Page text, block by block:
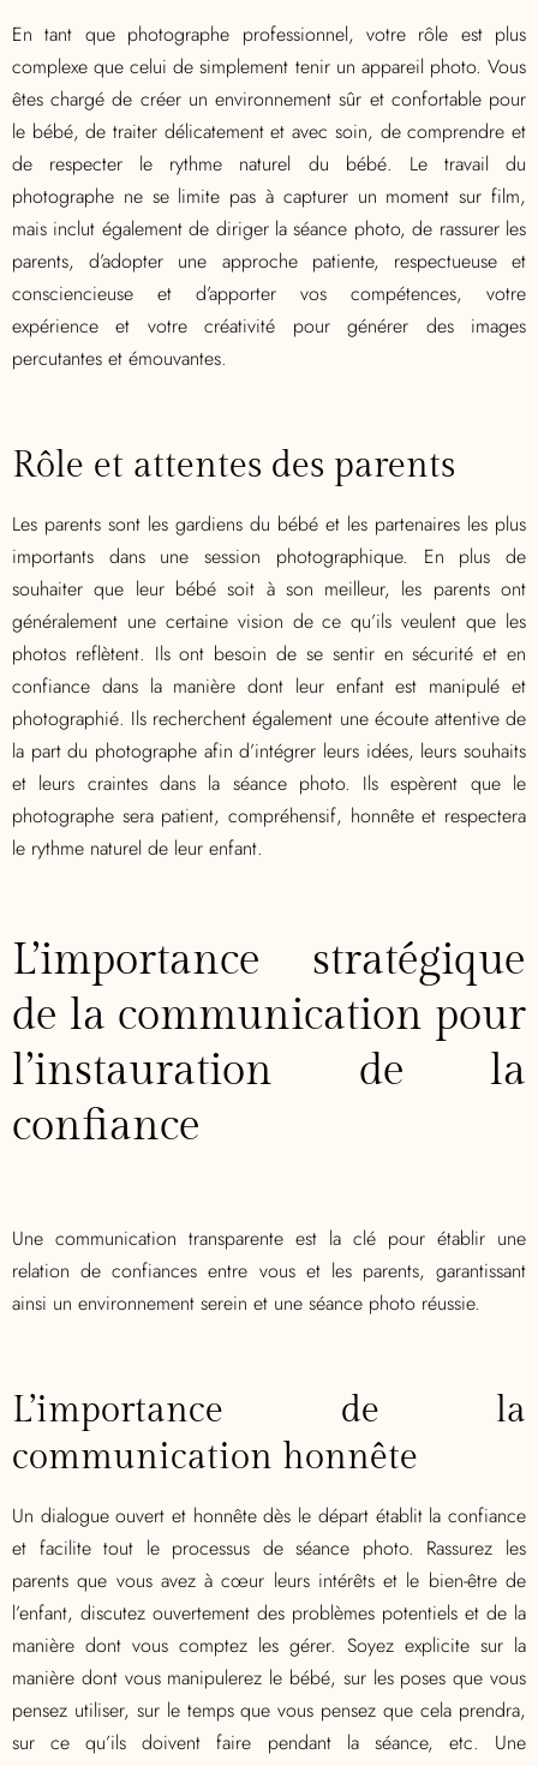
En tant que photographe professionnel, votre rôle est plus
complexe que celui de simplement tenir un appareil photo. Vous
êtes chargé de créer un environnement sûr et confortable pour
le bébé, de traiter délicatement et avec soin, de comprendre et
de respecter le rythme naturel du bébé. Le travail du
photographe ne se limite pas à capturer un moment sur film,
mais inclut également de diriger la séance photo, de rassurer les
parents, d’adopter une approche patiente, respectueuse et
consciencieuse et d’apporter vos compétences, votre
expérience et votre créativité pour générer des images
percutantes et émouvantes.
Rôle et attentes des parents
Les parents sont les gardiens du bébé et les partenaires les plus
importants dans une session photographique. En plus de
souhaiter que leur bébé soit à son meilleur, les parents ont
généralement une certaine vision de ce qu’ils veulent que les
photos reflètent. Ils ont besoin de se sentir en sécurité et en
confiance dans la manière dont leur enfant est manipulé et
photographié. Ils recherchent également une écoute attentive de
la part du photographe afin d’intégrer leurs idées, leurs souhaits
et leurs craintes dans la séance photo. Ils espèrent que le
photographe sera patient, compréhensif, honnête et respectera
le rythme naturel de leur enfant.
L’importance stratégique
de la communication pour
l’instauration de la
confiance
Une communication transparente est la clé pour établir une
relation de confiances entre vous et les parents, garantissant
ainsi un environnement serein et une séance photo réussie.
L’importance de la
communication honnête
Un dialogue ouvert et honnête dès le départ établit la confiance
et facilite tout le processus de séance photo. Rassurez les
parents que vous avez à cœur leurs intérêts et le bien-être de
l’enfant, discutez ouvertement des problèmes potentiels et de la
manière dont vous comptez les gérer. Soyez explicite sur la
manière dont vous manipulerez le bébé, sur les poses que vous
pensez utiliser, sur le temps que vous pensez que cela prendra,
sur ce qu’ils doivent faire pendant la séance, etc. Une